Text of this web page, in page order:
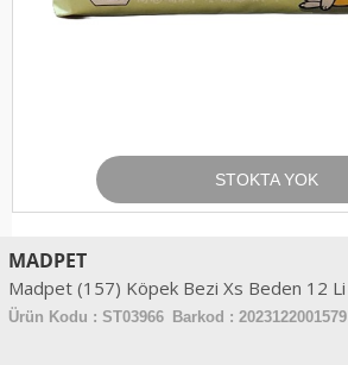
STOKTA YOK
MADPET
Madpet (157) Köpek Bezi Xs Beden 12 Li
Ürün Kodu : ST03966 Barkod : 2023122001579